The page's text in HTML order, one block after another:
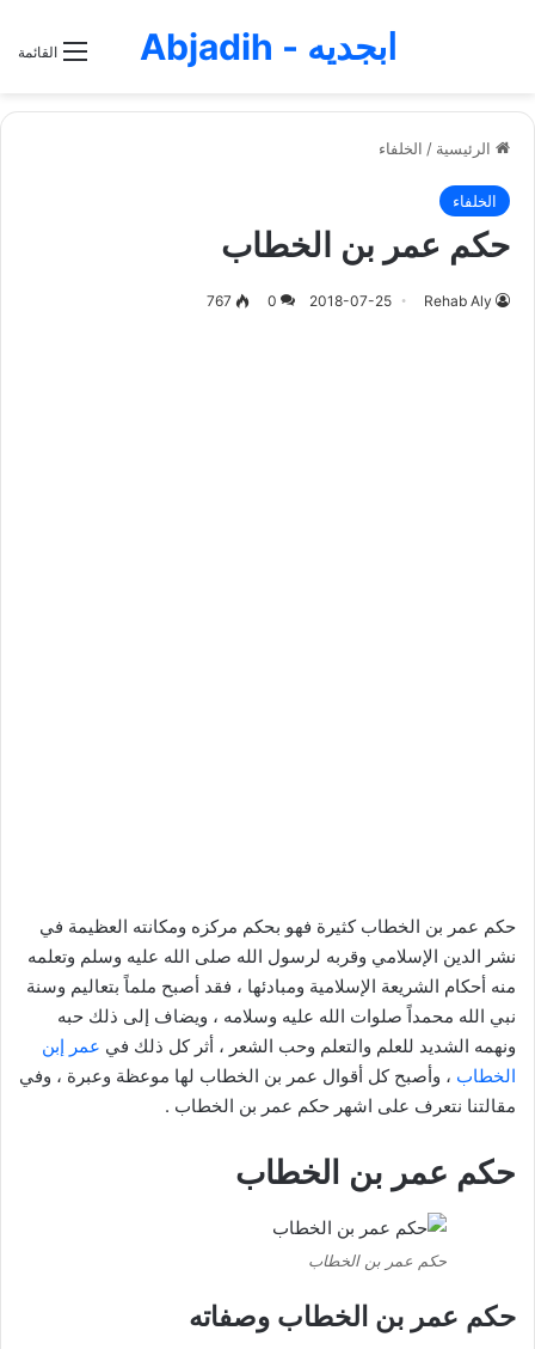
القائمة ابجديه - Abjadih
الرئيسية / الخلفاء
الخلفاء
حكم عمر بن الخطاب
Rehab Aly
2018-07-25
0
767
حكم عمر بن الخطاب كثيرة فهو بحكم مركزه ومكانته العظيمة في
نشر الدين الإسلامي وقربه لرسول الله صلى الله عليه وسلم وتعلمه
منه أحكام الشريعة الإسلامية ومبادئها ، فقد أصبح ملماً بتعاليم وسنة
نبي الله محمداً صلوات الله عليه وسلامه ، ويضاف إلى ذلك حبه
ونهمه الشديد للعلم والتعلم وحب الشعر ، أثر كل ذلك في عمر إبن
الخطاب ، وأصبح كل أقوال عمر بن الخطاب لها موعظة وعبرة ، وفي
مقالتنا نتعرف على اشهر حكم عمر بن الخطاب .
حكم عمر بن الخطاب
حكم عمر بن الخطاب
حكم عمر بن الخطاب وصفاته